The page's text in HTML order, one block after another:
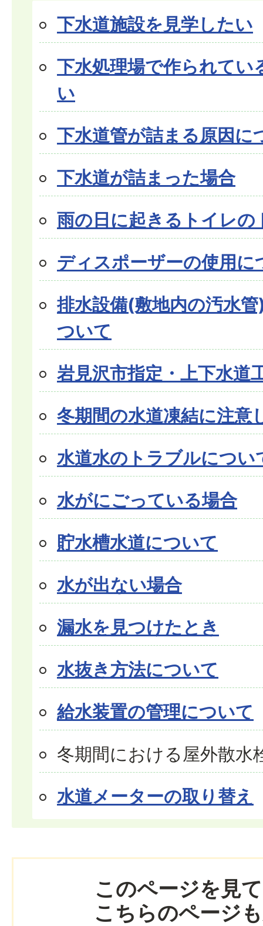
下水道施設を見学したい
下水処理場で作られてい
い
下水道管が詰まる原因に
下水道が詰まった場合
雨の日に起きるトイレ
ディスポーザーの使用に
排水設備(敷地内の汚水
ついて
岩見沢市指定・上下水道
冬期間の水道凍結に注意
水道水のトラブルについ
水がにごっている場合
貯水槽水道について
水が出ない場合
漏水を見つけたとき
水抜き方法について
給水装置の管理について
冬期間における屋外散水
水道メーターの取り替え
このページを見
こちらのページ